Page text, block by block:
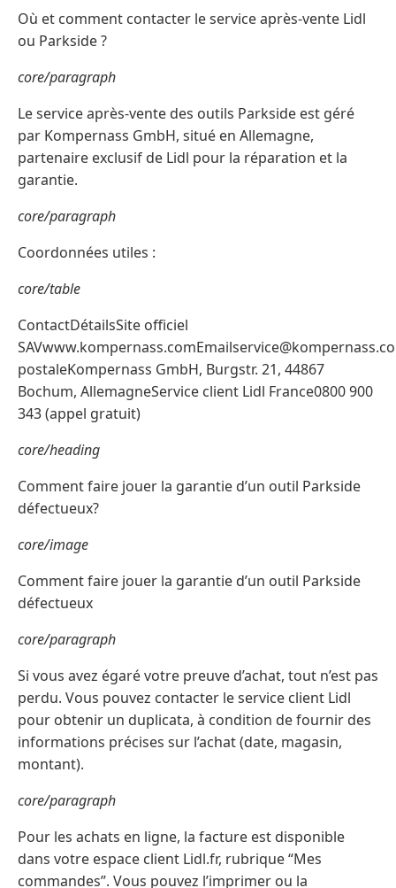
Où et comment contacter le service après-vente Lidl
ou Parkside ?
core/paragraph
Le service après-vente des outils Parkside est géré
par Kompernass GmbH, situé en Allemagne,
partenaire exclusif de Lidl pour la réparation et la
garantie.
core/paragraph
Coordonnées utiles :
core/table
ContactDétailsSite officiel
postaleKompernass GmbH, Burgstr. 21, 44867
Bochum, AllemagneService client Lidl France0800 900
343 (appel gratuit)
core/heading
Comment faire jouer la garantie d’un outil Parkside
défectueux?
core/image
Comment faire jouer la garantie d’un outil Parkside
défectueux
core/paragraph
Si vous avez égaré votre preuve d’achat, tout n’est pas
perdu. Vous pouvez contacter le service client Lidl
pour obtenir un duplicata, à condition de fournir des
informations précises sur l’achat (date, magasin,
montant).
core/paragraph
Pour les achats en ligne, la facture est disponible
dans votre espace client Lidl.fr, rubrique “Mes
commandes”. Vous pouvez l’imprimer ou la